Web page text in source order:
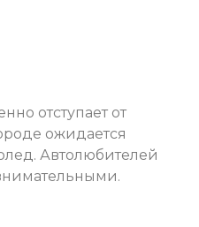
отступает от
ожидается
Автолюбителей